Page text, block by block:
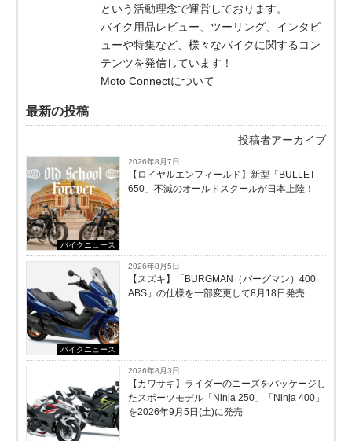
という活動理念で運営しております。
バイク用品レビュー、ツーリング、インタビ
ューや特集など、様々なバイクに関するコン
テンツを発信しています！
Moto Connectについて
最新の投稿
投稿者アーカイブ
バイクニュース
2026年8月7日
【ロイヤルエンフィールド】新型「BULLET
650」不滅のオールドスクールが⽇本上陸！
バイクニュース
2026年8月5日
【スズキ】「BURGMAN（バーグマン）400
ABS」の仕様を一部変更して8月18日発売
2026年8月3日
【カワサキ】ライダーのニーズをパッケージし
たスポーツモデル「Ninja 250」「Ninja 400」
を2026年9月5日(土)に発売